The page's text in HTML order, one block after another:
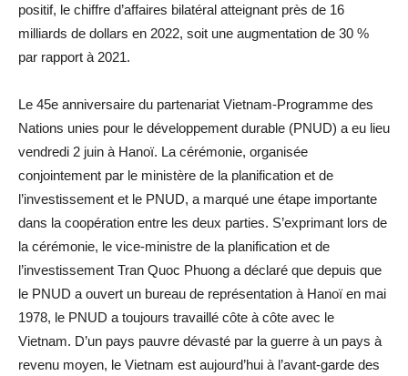
positif, le chiffre d’affaires bilatéral atteignant près de 16
milliards de dollars en 2022, soit une augmentation de 30 %
par rapport à 2021.
Le 45e anniversaire du partenariat Vietnam-Programme des
Nations unies pour le développement durable (PNUD) a eu lieu
vendredi 2 juin à Hanoï. La cérémonie, organisée
conjointement par le ministère de la planification et de
l’investissement et le PNUD, a marqué une étape importante
dans la coopération entre les deux parties. S’exprimant lors de
la cérémonie, le vice-ministre de la planification et de
l’investissement Tran Quoc Phuong a déclaré que depuis que
le PNUD a ouvert un bureau de représentation à Hanoï en mai
1978, le PNUD a toujours travaillé côte à côte avec le
Vietnam. D’un pays pauvre dévasté par la guerre à un pays à
revenu moyen, le Vietnam est aujourd’hui à l’avant-garde des